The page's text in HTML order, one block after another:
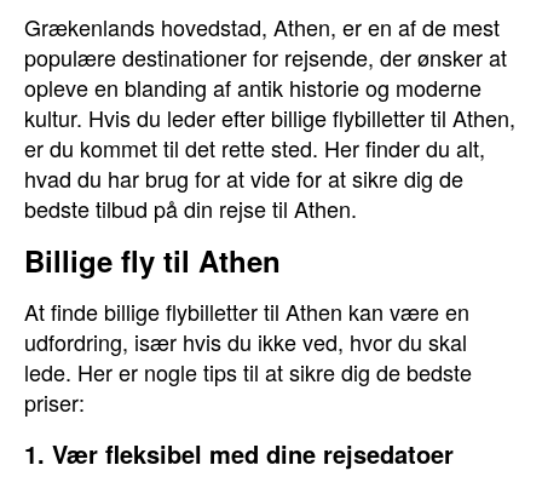
Grækenlands hovedstad, Athen, er en af de mest
populære destinationer for rejsende, der ønsker at
opleve en blanding af antik historie og moderne
kultur. Hvis du leder efter billige flybilletter til Athen,
er du kommet til det rette sted. Her finder du alt,
hvad du har brug for at vide for at sikre dig de
bedste tilbud på din rejse til Athen.
Billige fly til Athen
At finde billige flybilletter til Athen kan være en
udfordring, især hvis du ikke ved, hvor du skal
lede. Her er nogle tips til at sikre dig de bedste
priser:
1. Vær fleksibel med dine rejsedatoer